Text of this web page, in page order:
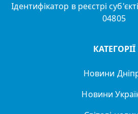
Ідентифікатор в реєстрі
04805
КАТЕГОРІЇ
Новини
Новини